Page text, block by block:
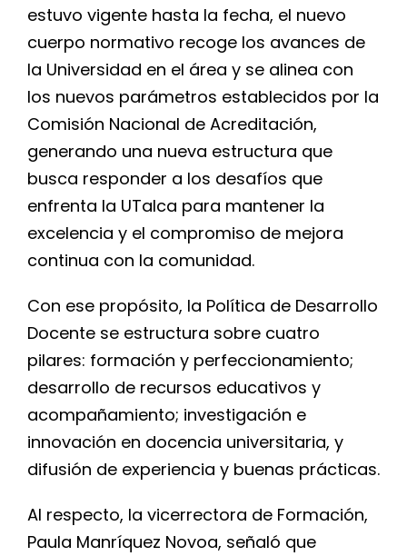
estuvo vigente hasta la fecha, el nuevo
cuerpo normativo recoge los avances de
la Universidad en el área y se alinea con
los nuevos parámetros establecidos por la
Comisión Nacional de Acreditación,
generando una nueva estructura que
busca responder a los desafíos que
enfrenta la UTalca para mantener la
excelencia y el compromiso de mejora
continua con la comunidad.
Con ese propósito, la Política de Desarrollo
Docente se estructura sobre cuatro
pilares: formación y perfeccionamiento;
desarrollo de recursos educativos y
acompañamiento; investigación e
innovación en docencia universitaria, y
difusión de experiencia y buenas prácticas.
Al respecto, la vicerrectora de Formación,
Paula Manríquez Novoa, señaló que